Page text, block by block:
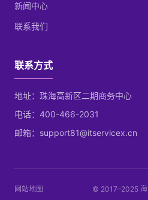
新闻中心
联系我们
联系方式
地址：珠海高新区二期商务中心
电话：400-466-2031
邮箱：support81@itservicex.cn
网站地图 © 2017–2025